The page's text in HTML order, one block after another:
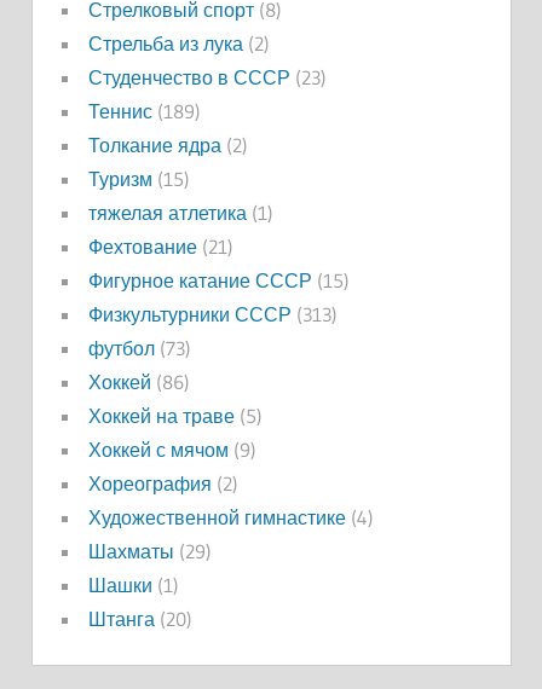
Стрелковый спорт(8)
Стрельба из лука (2)
Студенчество в СССР (23)
Теннис(189)
Толкание ядра (2)
Туризм (15)
тяжелая атлетика (1)
Фехтование(21)
Фигурное катание СССР (15)
Физкультурники СССР (313)
футбол(73)
Хоккей (86)
Хоккей на траве(5)
Хоккей с мячом (9)
Хореография (2)
Художественной гимнастике(4)
Шахматы (29)
Шашки (1)
Штанга (20)